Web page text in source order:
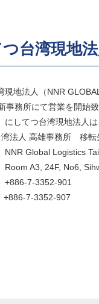
台湾現地
現地法人（NNR
事務所にて営業を開始致
にしてつ台湾現地法人
湾法人 高雄事務所 移転
Global Logistics
A3, 24F, No6,
7-3352-901
7-3352-907